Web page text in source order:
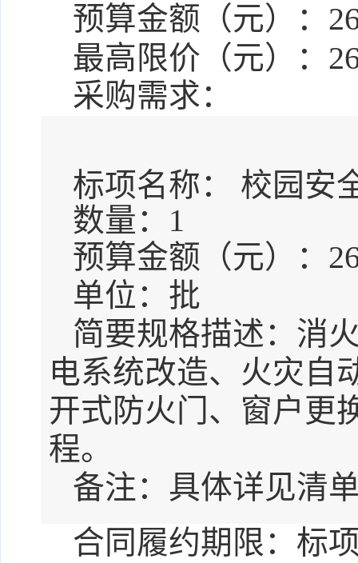
预算金额（元）：
最高限价（元）：
采购需求：
标项名称： 校园安
数量： 1
预算金额（元）：
单位： 批
简要规格描述： 消
电系统改造、火灾自
开式防火门、窗户更
程。
备注： 具体详见清
合同履约期限： 标